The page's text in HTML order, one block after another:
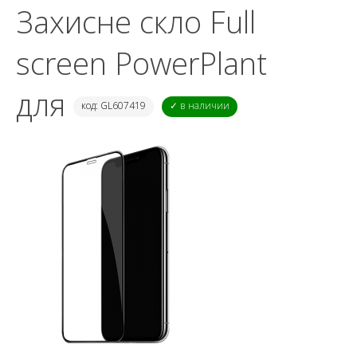
Захисне скло Full
screen PowerPlant
для
код: GL607419 ✓ в наличии